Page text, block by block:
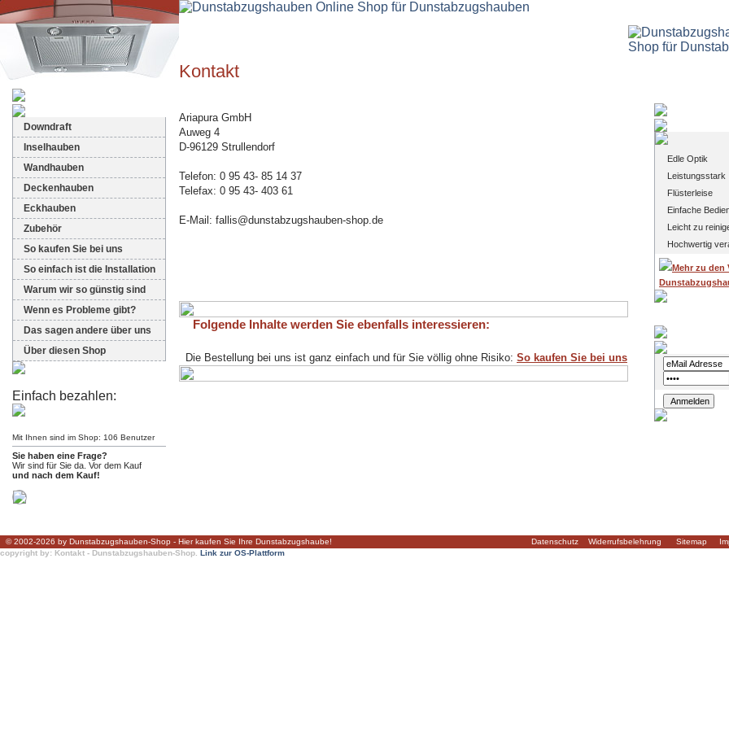
Downdraft
Inselhauben
Wandhauben
Deckenhauben
Eckhauben
Zubehör
So kaufen Sie bei uns
So einfach ist die Installation
Warum wir so günstig sind
Wenn es Probleme gibt?
Das sagen andere über uns
Über diesen Shop
Einfach bezahlen:
Mit Ihnen sind im Shop: 106 Benutzer
Sie haben eine Frage?
Wir sind für Sie da. Vor dem Kauf
und nach dem Kauf!
Kontakt
Ariapura GmbH
Auweg 4
D-96129 Strullendorf
Telefon: 0 95 43- 85 14 37
Telefax: 0 95 43- 403 61
E-Mail: fallis@dunstabzugshauben-shop.de
Folgende Inhalte werden Sie ebenfalls interessieren:
Die Bestellung bei uns ist ganz einfach und für Sie völlig ohne Risiko: So kaufen Sie bei uns
Edle Optik
Leistungsstark
Flüsterleise
Einfache
Leicht zu
Hochwertig
Mehr zu den
© 2002-2026 by Dunstabzugshauben-Shop - Hier kaufen Sie Ihre Dunstabzugshaube! Datenschutz Widerrufsbelehrung Sitemap
copyright by: Kontakt - Dunstabzugshauben-Shop. Link zur OS-Plattform